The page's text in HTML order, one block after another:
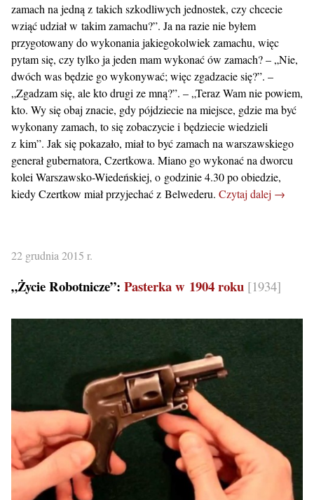
zamach na jedną z takich szkodliwych jednostek, czy chcecie
wziąć udział w takim zamachu?”. Ja na razie nie byłem
przygotowany do wykonania jakiegokolwiek zamachu, więc
pytam się, czy tylko ja jeden mam wykonać ów zamach? – „Nie,
dwóch was będzie go wykonywać; więc zgadzacie się?”. –
„Zgadzam się, ale kto drugi ze mną?”. – „Teraz Wam nie powiem,
kto. Wy się obaj znacie, gdy pójdziecie na miejsce, gdzie ma być
wykonany zamach, to się zobaczycie i będziecie wiedzieli
z kim”. Jak się pokazało, miał to być zamach na warszawskiego
generał gubernatora, Czertkowa. Miano go wykonać na dworcu
kolei Warszawsko-Wiedeńskiej, o godzinie 4.30 po obiedzie,
kiedy Czertkow miał przyjechać z Belwederu. Czytaj dalej →
22 grudnia 2015 r.
„Życie Robotnicze”: Pasterka w 1904 roku [1934]